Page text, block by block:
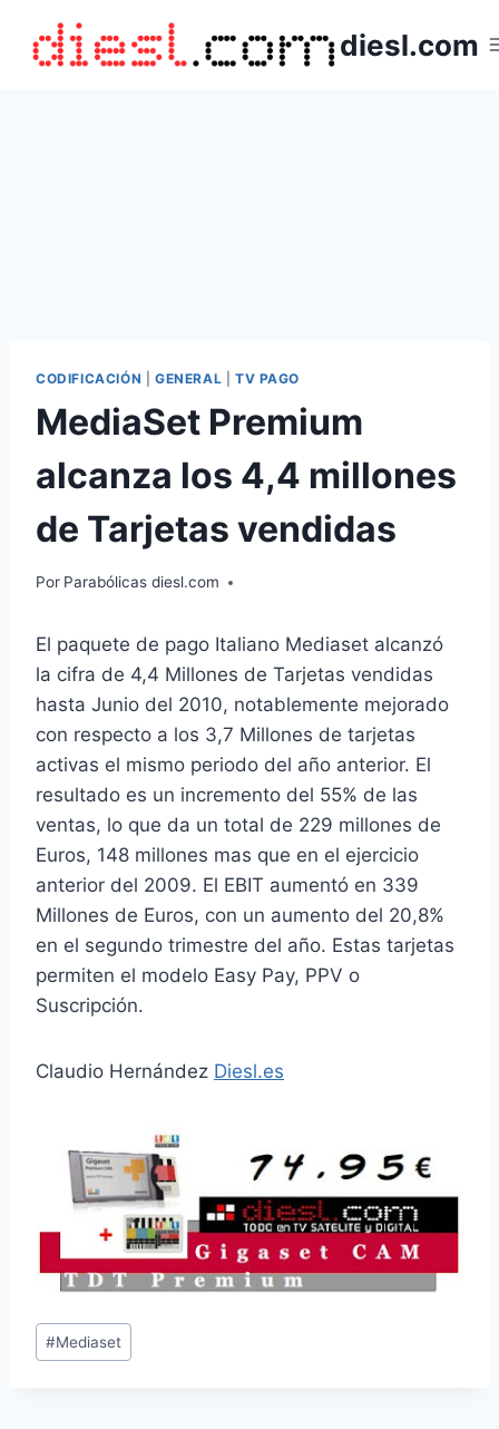
contenido
diesl.com
CODIFICACIÓN GENERAL TV PAGO
MediaSet Premium
alcanza los 4,4 millones
de Tarjetas vendidas
Por Parabólicas diesl.com
El paquete de pago Italiano Mediaset alcanzó
la cifra de 4,4 Millones de Tarjetas vendidas
hasta Junio del 2010, notablemente mejorado
con respecto a los 3,7 Millones de tarjetas
activas el mismo periodo del año anterior. El
resultado es un incremento del 55% de las
ventas, lo que da un total de 229 millones de
Euros, 148 millones mas que en el ejercicio
anterior del 2009. El EBIT aumentó en 339
Millones de Euros, con un aumento del 20,8%
en el segundo trimestre del año. Estas tarjetas
permiten el modelo Easy Pay, PPV o
Suscripción.
Claudio Hernández Diesl.es
Etiquetas
de
#Mediaset